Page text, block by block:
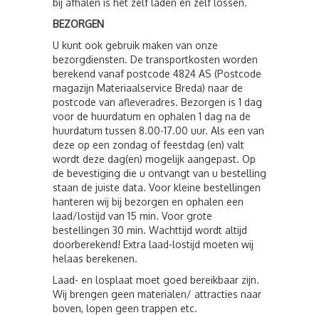
bij afhalen is het zelf laden en zelf lossen.
BEZORGEN
U kunt ook gebruik maken van onze
bezorgdiensten. De transportkosten worden
berekend vanaf postcode 4824 AS (Postcode
magazijn Materiaalservice Breda) naar de
postcode van afleveradres. Bezorgen is 1 dag
voor de huurdatum en ophalen 1 dag na de
huurdatum tussen 8.00-17.00 uur. Als een van
deze op een zondag of feestdag (en) valt
wordt deze dag(en) mogelijk aangepast. Op
de bevestiging die u ontvangt van u bestelling
staan de juiste data. Voor kleine bestellingen
hanteren wij bij bezorgen en ophalen een
laad/lostijd van 15 min. Voor grote
bestellingen 30 min. Wachttijd wordt altijd
doorberekend! Extra laad-lostijd moeten wij
helaas berekenen.
Laad- en losplaat moet goed bereikbaar zijn.
Wij brengen geen materialen/ attracties naar
boven, lopen geen trappen etc.